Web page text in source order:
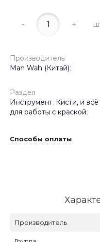
- +
Производитель
Man Wah (Китай);
Раздел
Инструмент. Кисти, и всё
для работы с краской;
Способы оплаты
Производитель